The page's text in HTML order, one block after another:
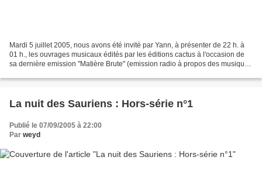
Mardi 5 juillet 2005, nous avons été invité par Yann, à présenter de 22 h. à
01 h., les ouvrages musicaux édités par les éditions cactus à l'occasion de
sa dernière emission "Matière Brute" (emission radio à propos des musiques
La nuit des Sauriens : Hors-série n°1
Publié le 07/09/2005 à 22:00
Par weyd